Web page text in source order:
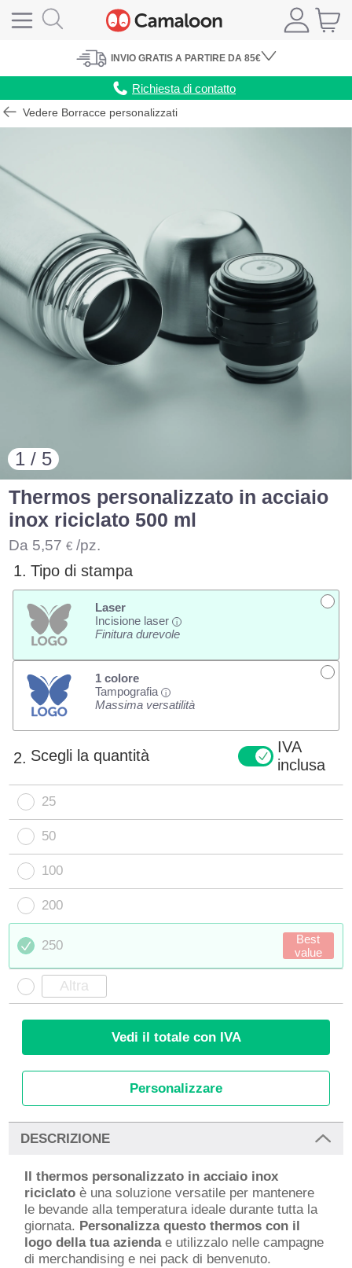
INVIO GRATIS A PARTIRE DA 85€
Richiesta di contatto
Vedere Borracce personalizzati
1 / 5
Thermos personalizzato in acciaio
inox riciclato 500 ml
Da 5,57 € /pz.
1. Tipo di stampa
Laser
Incisione laser
i
Finitura durevole
1 colore
Tampografia
i
Massima versatilità
2. Scegli la quantità
IVA
inclusa
25
50
100
200
250
Best
value
Vedi il totale con IVA
Personalizzare
DESCRIZIONE
Il thermos personalizzato in acciaio inox
riciclato è una soluzione versatile per mantenere
le bevande alla temperatura ideale durante tutta la
giornata. Personalizza questo thermos con il
logo della tua aziendae utilizzalo nelle campagne
di merchandising e nei pack di benvenuto.